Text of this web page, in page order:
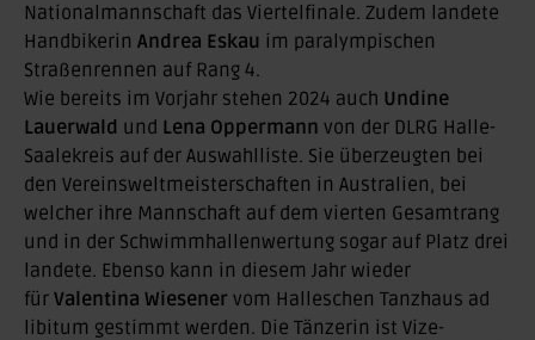
Nationalmannschaft das Viertelfinale. Zudem landete
Handbikerin Andrea Eskau im paralympischen
Straßenrennen auf Rang 4.
Wie bereits im Vorjahr stehen 2024 auch Undine
Lauerwald und Lena Oppermann von der DLRG Halle-
Saalekreis auf der Auswahlliste. Sie überzeugten bei
den Vereinsweltmeisterschaften in Australien, bei
welcher ihre Mannschaft auf dem vierten Gesamtrang
und in der Schwimmhallenwertung sogar auf Platz drei
landete. Ebenso kann in diesem Jahr wieder
für Valentina Wiesener vom Halleschen Tanzhaus ad
libitum gestimmt werden. Die Tänzerin ist Vize-